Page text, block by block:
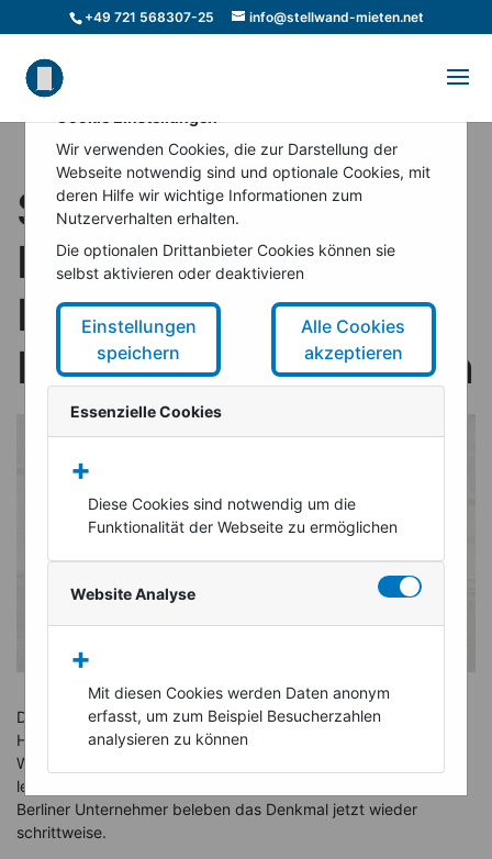
Wir verwenden Cookies, die zur Darstellung der
Webseite notwendig sind und optionale Cookies, mit
deren Hilfe wir wichtige Informationen zum
Nutzerverhalten erhalten.
Die optionalen Drittanbieter Cookies können sie
selbst aktivieren oder deaktivieren
Einstellungen
speichern
Alle Cookies
akzeptieren
Essenzielle Cookies
+
Diese Cookies sind notwendig um die
Funktionalität der Webseite zu ermöglichen
Website Analyse
+
Mit diesen Cookies werden Daten anonym
erfasst, um zum Beispiel Besucherzahlen
analysieren zu können
+49 721 568307-25 info@stellwand-mieten.net
Stadtbad
Lichtenberg –
Eventlocation
Hubertusbad in Berlin
Das ehemaligeStadtbad Lichtenberg, auch bekannt als
Hubertusbad, war einst ein Juwel des Expressionismus. In der
Weimarer Republik suchten Arbeiter hier Erholung. In der DDR
lernten Generationen von Ost-Berlinern hier das Schwimmen.
Berliner Unternehmer beleben das Denkmal jetzt wieder
schrittweise.